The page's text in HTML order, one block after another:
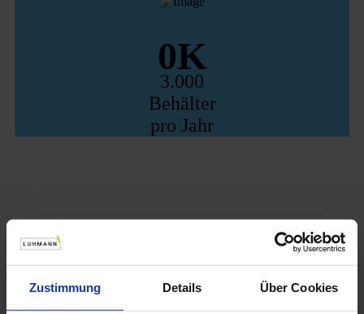
Zustimmung Details Über Cookies
0
3.000
Behälter
pro Jahr